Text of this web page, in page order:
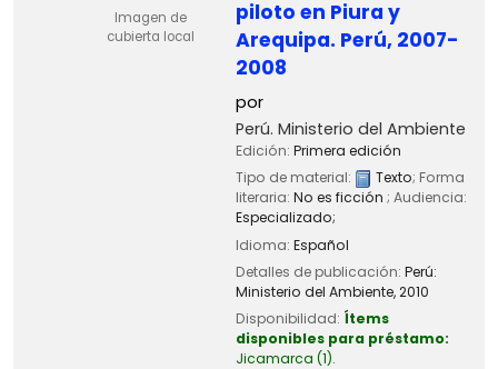
Imagen de
cubierta local
piloto en Piura y
Arequipa. Perú, 2007-
2008
por
Perú. Ministerio del Ambiente
Edición: Primera edición
Tipo de material:
Texto; Forma
literaria: No es ficción ; Audiencia:
Especializado;
Idioma: Español
Detalles de publicación: Perú:
Ministerio del Ambiente,2010
Disponibilidad: Ítems
disponibles para préstamo:
Jicamarca (1).